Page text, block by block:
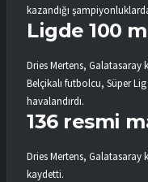
kazandığı
Ligde 100
Dries Mertens, Galatasaray
Belçikalı futbolcu, Süper
havalandırdı.
136 resmi
Dries Mertens, Galatasaray
kaydetti.